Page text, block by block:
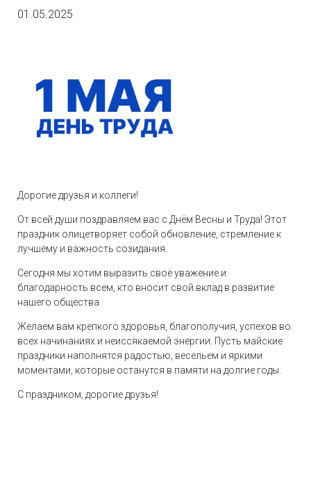
01.05.2025
Дорогие друзья и коллеги!
От всей души поздравляем вас с Днём Весны и Труда! Этот
праздник олицетворяет собой обновление, стремление к
лучшему и важность созидания.
Сегодня мы хотим выразить своё уважение и
благодарность всем, кто вносит свой вклад в развитие
нашего общества.
Желаем вам крепкого здоровья, благополучия, успехов во
всех начинаниях и неиссякаемой энергии. Пусть майские
праздники наполнятся радостью, весельем и яркими
моментами, которые останутся в памяти на долгие годы.
С праздником, дорогие друзья!